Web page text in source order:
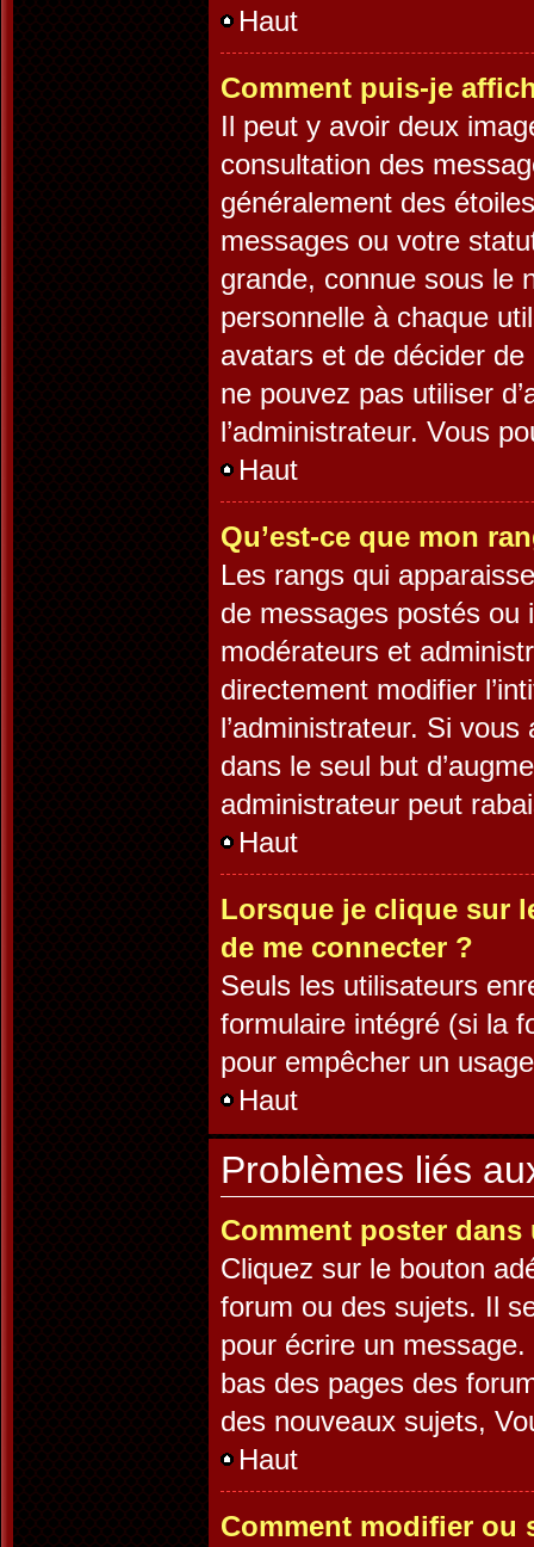
Haut
Comment puis-je
Il peut y avoir deux
consultation des
généralement des
messages ou votre
grande, connue sous le
personnelle à chaque
avatars et de décider
ne pouvez pas utiliser
l’administrateur. Vous
Haut
Qu’est-ce que mon
Les rangs qui
de messages postés ou
modérateurs et
directement modifier
l’administrateur. Si
dans le seul but
administrateur peut
Haut
Lorsque je clique sur
de me connecter ?
Seuls les utilisateurs
formulaire intégré (si la
pour empêcher un
Haut
Problèmes liés
Comment poster
Cliquez sur le bouton
forum ou des sujets. Il
pour écrire un
bas des pages des
des nouveaux sujets,
Haut
Comment modifier ou